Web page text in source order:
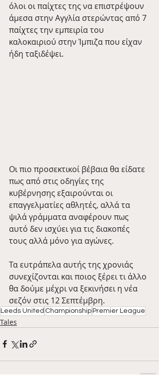
όλοι οι παίχτες της να επιστρέψουν
άμεσα στην Αγγλία στερώντας από 7
παίχτες την εμπειρία του
καλοκαιριού στην Ίμπιζα που είχαν
ήδη ταξιδέψει.
Οι πιο προσεκτικοί βέβαια θα είδατε
πως από στις οδηγίες της
κυβέρνησης εξαιρούνται οι
επαγγελματίες αθλητές, αλλά τα
ψιλά γράμματα αναφέρουν πως
αυτό δεν ισχύει για τις διακοπές
τους αλλά μόνο για αγώνες.
Τα ευτράπελα αυτής της χρονιάς
συνεχίζονται και ποιος ξέρει τι άλλο
θα δούμε μέχρι να ξεκινήσει η νέα
σεζόν στις 12 Σεπτέμβρη.
Leeds United ChampionshipPremier League
Tales